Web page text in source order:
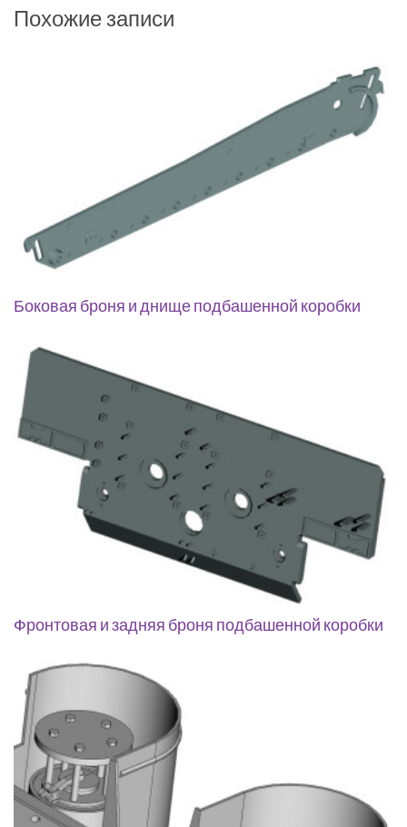
Похожие записи
Боковая броня и днище подбашенной коробки
Фронтовая и задняя броня подбашенной коробки